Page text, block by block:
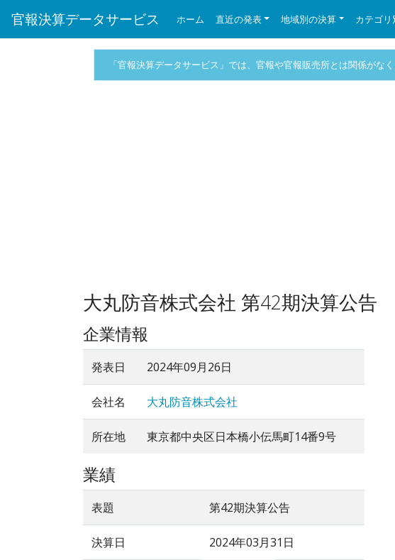
官報決算データサービス ホーム 直近の発表 地域別の決算 カテゴリ
「官報決算データサービス」では、官報や官報販売所とは関係がな
大丸防音株式会社 第42期決算公告
企業情報
発表日 2024年09月26日
会社名 大丸防音株式会社
所在地 東京都中央区日本橋小伝馬町14番9号
業績
表題 第42期決算公告
決算日 2024年03月31日